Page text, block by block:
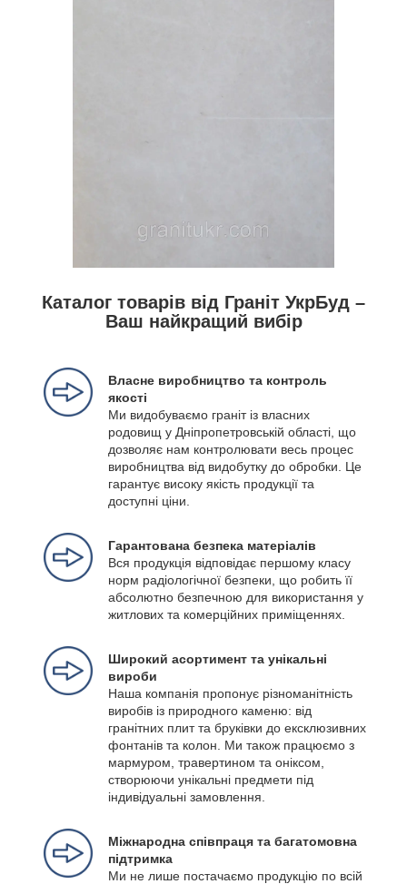
Каталог товарів від Граніт УкрБуд –
Ваш найкращий вибір
Власне виробництво та контроль
якості
Ми видобуваємо граніт із власних
родовищ у Дніпропетровській області, що
дозволяє нам контролювати весь процес
виробництва від видобутку до обробки. Це
гарантує високу якість продукції та
доступні ціни.
Гарантована безпека матеріалів
Вся продукція відповідає першому класу
норм радіологічної безпеки, що робить її
абсолютно безпечною для використання у
житлових та комерційних приміщеннях.
Широкий асортимент та унікальні
вироби
Наша компанія пропонує різноманітність
виробів із природного каменю: від
гранітних плит та бруківки до ексклюзивних
фонтанів та колон. Ми також працюємо з
мармуром, травертином та оніксом,
створюючи унікальні предмети під
індивідуальні замовлення.
Міжнародна співпраця та багатомовна
підтримка
Ми не лише постачаємо продукцію по всій